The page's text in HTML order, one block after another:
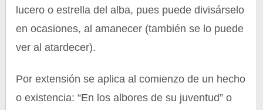
lucero o estrella del alba, pues puede divisárselo
en ocasiones, al amanecer (también se lo puede
ver al atardecer).
Por extensión se aplica al comienzo de un hecho
o existencia: “En los albores de su juventud” o